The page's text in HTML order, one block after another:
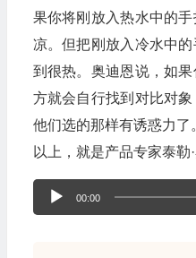
果你将刚放入热水中的
凉。但把刚放入冷水中
到很热。奥迪恩说，如
方就会自行找到对比对
他们选的那样有诱惑力了
以上，就是产品专家泰勒
频
00:00